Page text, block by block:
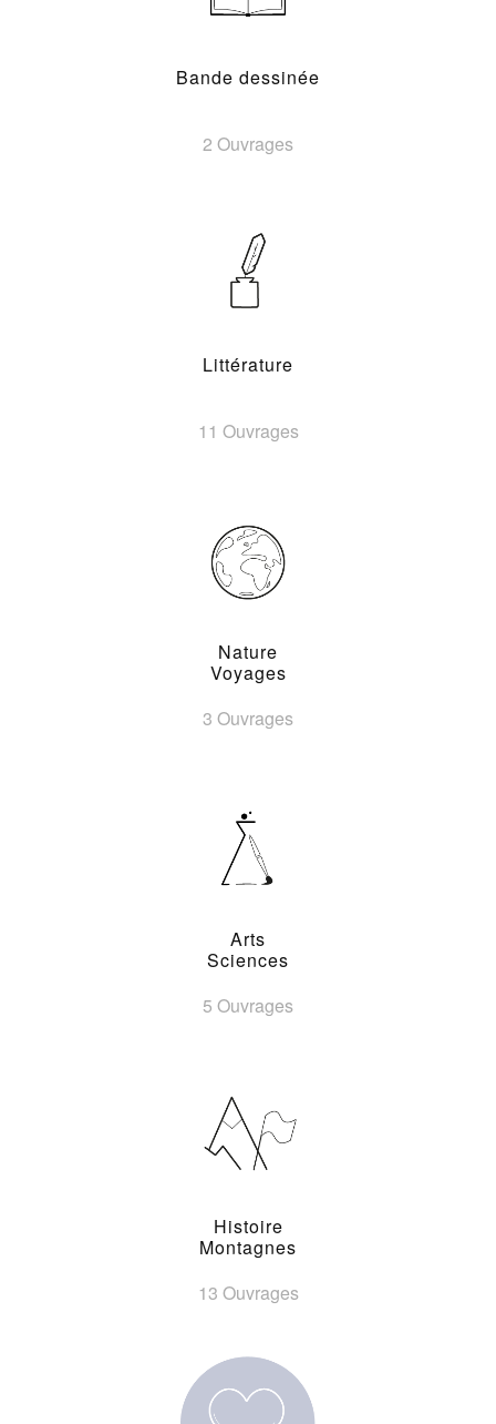
Bande dessinée
2 Ouvrages
Littérature
11 Ouvrages
Nature
Voyages
3 Ouvrages
Arts
Sciences
5 Ouvrages
Histoire
Montagnes
13 Ouvrages